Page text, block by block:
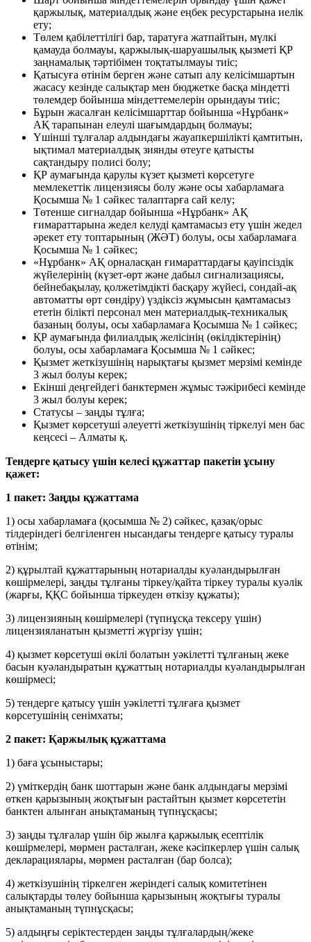
қаржылық, материалдық және еңбек ресурстарына иелік
ету;
Төлем қабілеттілігі бар, таратуға жатпайтын, мүлкі
қамауда болмауы, қаржылық-шаруашылық қызметі ҚР
заңнамалық тәртібімен тоқтатылмауы тиіс;
Қатысуға өтінім берген және сатып алу келісімшартын
жасасу кезінде салықтар мен бюджетке басқа міндетті
төлемдер бойынша міндеттемелерін орындауы тиіс;
Бұрын жасалған келісімшарттар бойынша «Нұрбанк»
АҚ тарапынан елеулі шағымдардың болмауы;
Үшінші тұлғалар алдындағы жауапкершілікті қамтитын,
ықтимал материалдық зиянды өтеуге қатысты
сақтандыру полисі болу;
ҚР аумағында қарулы күзет қызметі көрсетуге
мемлекеттік лицензиясы болу және осы хабарламаға
Қосымша № 1 сәйкес талаптарға сай келу;
Төтенше сигналдар бойынша «Нұрбанк» АҚ
ғимараттарына жедел келуді қамтамасыз ету үшін жедел
әрекет ету топтарының (ЖӘТ) болуы, осы хабарламаға
Қосымша № 1 сәйкес;
«Нұрбанк» АҚ орналасқан ғимараттардағы қауіпсіздік
жүйелерінің (күзет-өрт және дабыл сигнализациясы,
бейнебақылау, қолжетімдікті басқару жүйесі, сондай-ақ
автоматты өрт сөндіру) үздіксіз жұмысын қамтамасыз
ететін білікті персонал мен материалдық-техникалық
базаның болуы, осы хабарламаға Қосымша № 1 сәйкес;
ҚР аумағында филиалдық желісінің (өкілдіктерінің)
болуы, осы хабарламаға Қосымша № 1 сәйкес;
Қызмет жеткізушінің нарықтағы қызмет мерзімі кемінде
3 жыл болуы керек;
Екінші деңгейдегі банктермен жұмыс тәжірибесі кемінде
3 жыл болуы керек;
Статусы – заңды тұлға;
Қызмет көрсетуші әлеуетті жеткізушінің тіркелуі мен бас
кеңсесі – Алматы қ.
Тендерге қатысу үшін келесі құжаттар пакетін ұсыну
қажет:
1 пакет: Заңды құжаттама
1) осы хабарламаға (қосымша № 2) сәйкес, қазақ/орыс
тілдеріндегі белгіленген нысандағы тендерге қатысу туралы
өтінім;
2) құрылтай құжаттарының нотариалды куәландырылған
көшірмелері, заңды тұлғаны тіркеу/қайта тіркеу туралы куәлік
(жарғы, ҚҚС бойынша тіркеуден өткізу құжаты);
3) лицензияның көшірмелері (түпнұсқа тексеру үшін)
лицензияланатын қызметті жүргізу үшін;
4) қызмет көрсетуші өкілі болатын уәкілетті тұлғаның жеке
басын куәландыратын құжаттың нотариалды куәландырылған
көшірмесі;
5) тендерге қатысу үшін уәкілетті тұлғаға қызмет
көрсетушінің сенімхаты;
2 пакет: Қаржылық құжаттама
1) баға ұсыныстары;
2) үміткердің банк шоттарын және банк алдындағы мерзімі
өткен қарызының жоқтығын растайтын қызмет көрсететін
банктен алынған анықтаманың түпнұсқасы;
3) заңды тұлғалар үшін бір жылға қаржылық есептілік
көшірмелері, мөрмен расталған, жеке кәсіпкерлер үшін салық
декларациялары, мөрмен расталған (бар болса);
4) жеткізушінің тіркелген жеріндегі салық комитетінен
салықтарды төлеу бойынша қарызының жоқтығы туралы
анықтаманың түпнұсқасы;
5) алдыңғы серіктестерден заңды тұлғалардың/жеке